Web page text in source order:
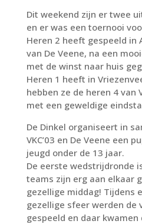
Dit weekend zijn er twee
en er was een toernooi
Heren 2 heeft gespeeld in
van De Veene, na een
met de winst naar huis
Heren 1 heeft in
hebben ze de heren 4 van
met een geweldige
De Dinkel organiseert in
VKC’03 en De Veene een
jeugd onder de 13 jaar.
De eerste wedstrijdronde
teams zijn erg aan elkaar
gezellige middag! Tijdens
gezellige sfeer werden de
gespeeld en daar